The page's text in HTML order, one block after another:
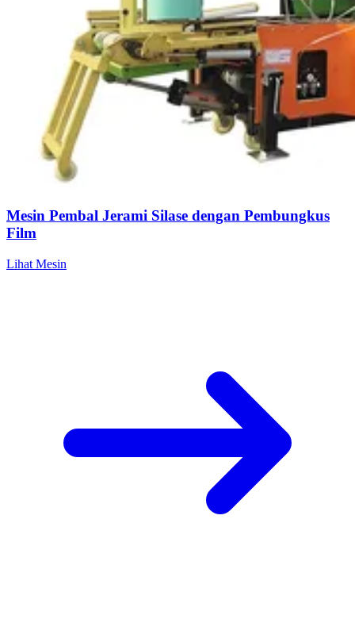
Mesin Pembal Jerami Silase dengan Pembungkus
Film
Lihat Mesin